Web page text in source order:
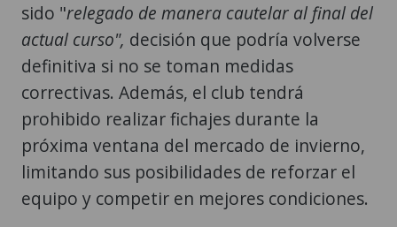
sido "relegado de manera cautelar al final del
actual curso", decisión que podría volverse
definitiva si no se toman medidas
correctivas. Además, el club tendrá
prohibido realizar fichajes durante la
próxima ventana del mercado de invierno,
limitando sus posibilidades de reforzar el
equipo y competir en mejores condiciones.